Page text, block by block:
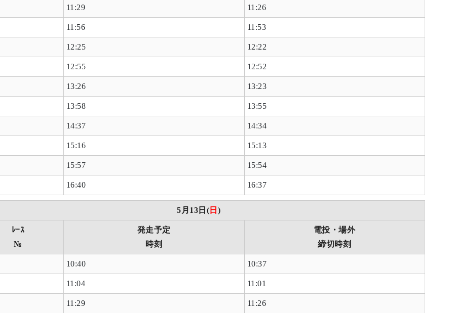
11:29 11:26
11:56 11:53
12:25 12:22
12:55 12:52
13:26 13:23
13:58 13:55
14:37 14:34
15:16 15:13
15:57 15:54
16:40 16:37
5月13日( 日 )
ﾚｰｽ
№
発走予定
時刻
電投・場外
締切時刻
10:40 10:37
11:04 11:01
11:29 11:26